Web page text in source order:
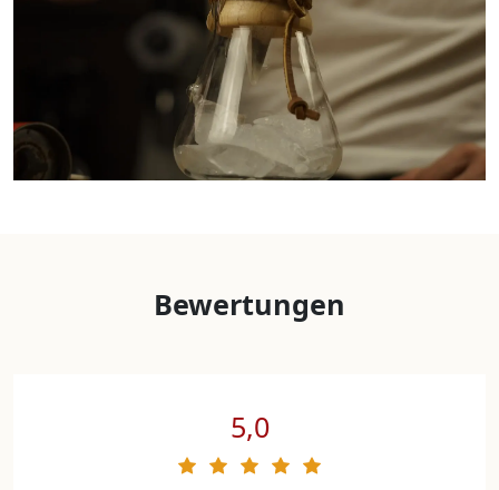
Bewertungen
5,0